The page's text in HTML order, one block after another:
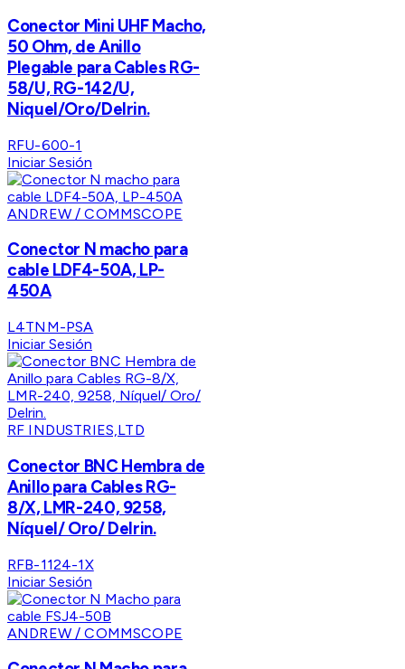
Conector Mini UHF Macho,
50 Ohm, de Anillo
Plegable para Cables RG-
58/U, RG-142/U,
Niquel/Oro/Delrin.
RFU-600-1
Iniciar Sesión
ANDREW / COMMSCOPE
Conector N macho para
cable LDF4-50A, LP-
450A
L4TNM-PSA
Iniciar Sesión
RF INDUSTRIES,LTD
Conector BNC Hembra de
Anillo para Cables RG-
8/X, LMR-240, 9258,
Níquel/ Oro/ Delrin.
RFB-1124-1X
Iniciar Sesión
ANDREW / COMMSCOPE